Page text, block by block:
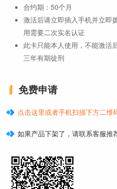
合约期：50个月
激活后请立即插入手机并立即
用需要二次实名认证
此卡只能本人使用，不能激活
三年有期徒刑
免费申请
点击这里或者手机扫描下方二维
如果产品下架了，请联系客服推